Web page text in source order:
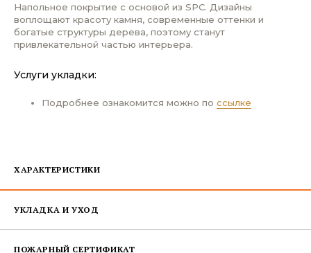
Напольное покрытие с основой из SPC. Дизайны
воплощают красоту камня, современные оттенки и
богатые структуры дерева, поэтому станут
привлекательной частью интерьера.
Услуги укладки:
Подробнее ознакомится можно по ссылке
ХАРАКТЕРИСТИКИ
УКЛАДКА И УХОД
ПОЖАРНЫЙ СЕРТИФИКАТ